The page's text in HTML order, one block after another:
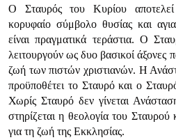
Ο Σταυρός του Κυρίου αποτελεί
κορυφαίο σύμβολο θυσίας και
είναι πραγματικά τεράστια. Ο
λειτουργούν ως δυο βασικοί άξονες
ζωή των πιστών χριστιανών. Η
προϋποθέτει το Σταυρό και ο
Χωρίς Σταυρό δεν γίνεται
στηρίζεται η θεολογία του
για τη ζωή της Εκκλησίας.